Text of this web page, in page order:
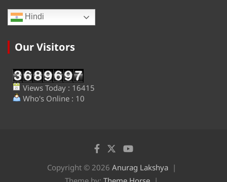
Hindi
Our Visitors
Views Today : 16415
Who's Online : 10
Copyright © 2026 Anurag Lakshya